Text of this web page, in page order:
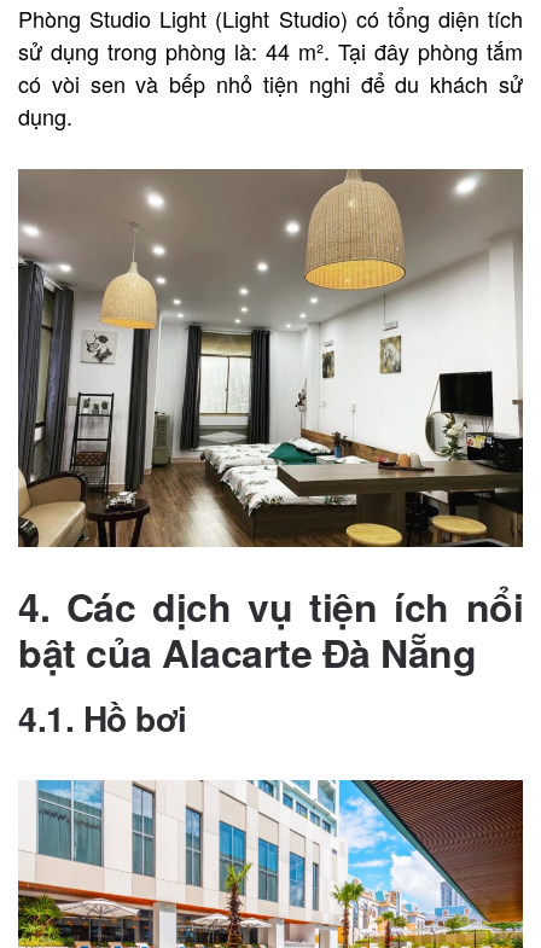
Phòng Studio Light (Light Studio) có tổng diện tích
sử dụng trong phòng là: 44 m². Tại đây phòng tắm
có vòi sen và bếp nhỏ tiện nghi để du khách sử
dụng.
4. Các dịch vụ tiện ích nổi
bật của Alacarte Đà Nẵng
4.1. Hồ bơi